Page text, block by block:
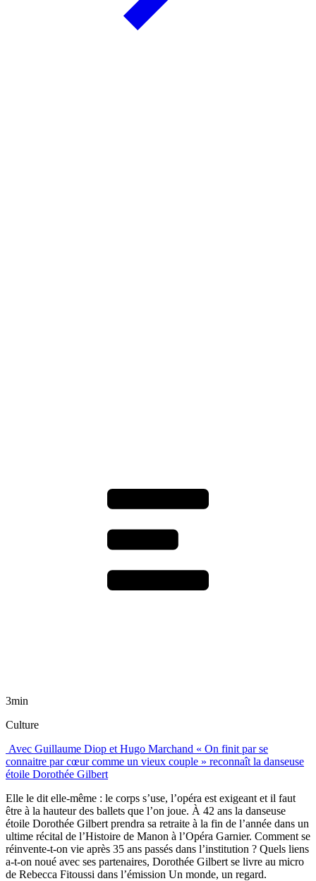
3min
Culture
Avec Guillaume Diop et Hugo Marchand « On finit par se
connaitre par cœur comme un vieux couple » reconnaît la danseuse
étoile Dorothée Gilbert
Elle le dit elle-même : le corps s’use, l’opéra est exigeant et il faut
être à la hauteur des ballets que l’on joue. À 42 ans la danseuse
étoile Dorothée Gilbert prendra sa retraite à la fin de l’année dans un
ultime récital de l’Histoire de Manon à l’Opéra Garnier. Comment se
réinvente-t-on vie après 35 ans passés dans l’institution ? Quels liens
a-t-on noué avec ses partenaires, Dorothée Gilbert se livre au micro
de Rebecca Fitoussi dans l’émission Un monde, un regard.